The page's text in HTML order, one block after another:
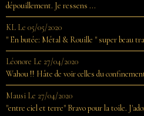
dépouillement. Je ressens ...
KL Le 05/05/2020
" En butée: Métal & Rouille " super beau
Léonore Le 27/04/2020
Wahou !! Hâte de voir celles du
Mausi Le 27/04/2020
"entre ciel et terre" Bravo pour la toile.